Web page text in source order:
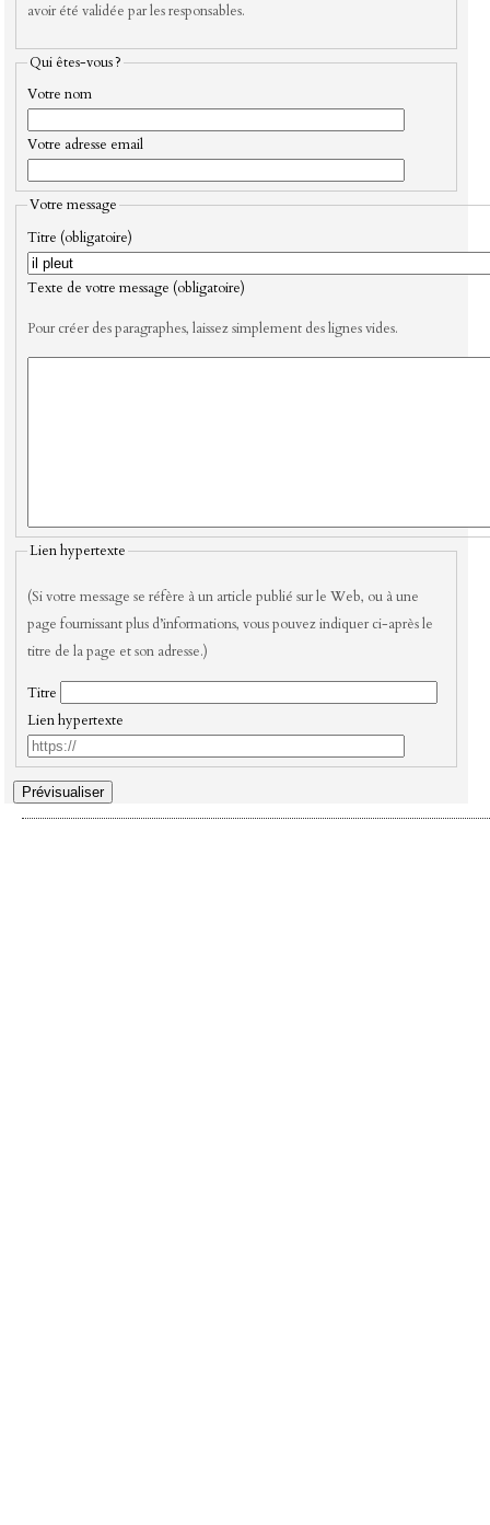
avoir été validée par les responsables.
Qui êtes-vous ?
Votre nom
Votre adresse email
Votre message
Titre (obligatoire)
Texte de votre message (obligatoire)
Pour créer des paragraphes, laissez simplement des lignes vides.
Lien hypertexte
(Si votre message se réfère à un article publié sur le Web, ou à une
page fournissant plus d’informations, vous pouvez indiquer ci-après le
titre de la page et son adresse.)
Titre
Lien hypertexte